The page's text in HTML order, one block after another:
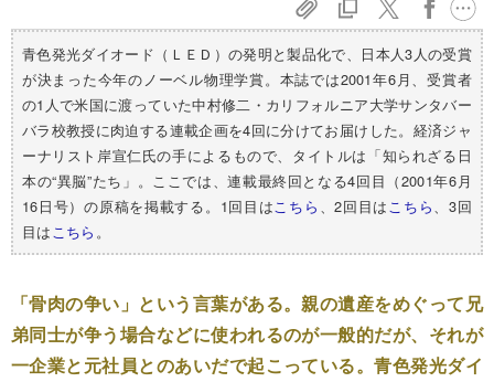
青色発光ダイオード（ＬＥＤ）の発明と製品化で、日本人3人の受賞
が決まった今年のノーベル物理学賞。本誌では2001年6月、受賞者
の1人で米国に渡っていた中村修二・カリフォルニア大学サンタバー
バラ校教授に肉迫する連載企画を4回に分けてお届けした。経済ジャ
ーナリスト岸宣仁氏の手によるもので、タイトルは「知られざる日
本の“異脳”たち」。ここでは、連載最終回となる4回目（2001年6月
16日号）の原稿を掲載する。1回目はこちら 、2回目はこちら、3回
目はこちら 。
「骨肉の争い」という言葉がある。親の遺産をめぐって兄
弟同士が争う場合などに使われるのが一般的だが、それが
一企業と元社員とのあいだで起こっている。青色発光ダイ